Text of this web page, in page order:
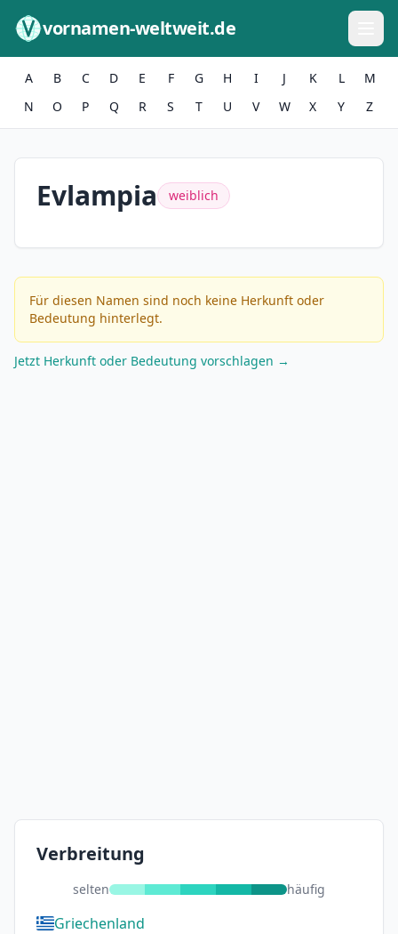
vornamen-weltweit.de
A B C D E F G H I J K L
M
N
O P Q R S T U V W X Y Z
Evlampia weiblich
Für diesen Namen sind noch keine Herkunft oder
Bedeutung hinterlegt.
Jetzt Herkunft oder Bedeutung vorschlagen →
Verbreitung
selten häufig
Griechenland